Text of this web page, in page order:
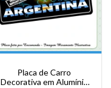
Placa de Carro
Decorativa em Alumínio